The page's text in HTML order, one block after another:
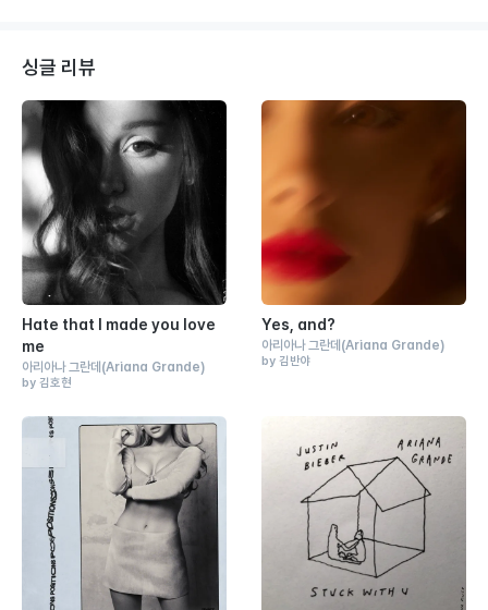
싱글 리뷰
Hate that I made you love
me
아리아나 그란데 (Ariana Grande)
by 김호현
Yes, and?
아리아나 그란데 (Ariana Grande)
by 김반야